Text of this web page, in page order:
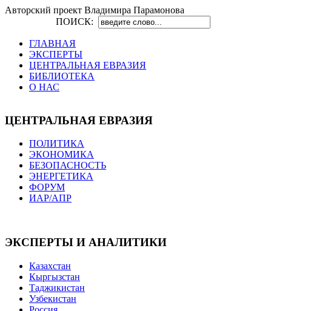
Авторский проект Владимира Парамонова
ПОИСК:
ГЛАВНАЯ
ЭКСПЕРТЫ
ЦЕНТРАЛЬНАЯ ЕВРАЗИЯ
БИБЛИОТЕКА
О НАС
ЦЕНТРАЛЬНАЯ ЕВРАЗИЯ
ПОЛИТИКА
ЭКОНОМИКА
БЕЗОПАСНОСТЬ
ЭНЕРГЕТИКА
ФОРУМ
ИАР/АПР
ЭКСПЕРТЫ И АНАЛИТИКИ
Казахстан
Кыргызстан
Таджикистан
Узбекистан